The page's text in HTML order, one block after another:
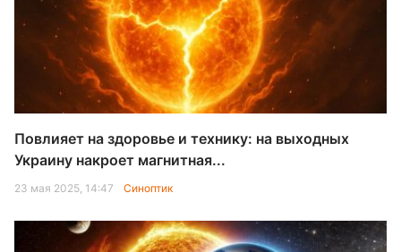
Повлияет на здоровье и технику: на выходных
Украину накроет магнитная...
23 мая 2025, 14:47 Синоптик